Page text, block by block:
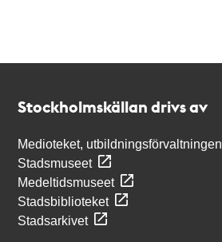
Stockholmskällan drivs av
Medioteket, utbildningsförvaltningen
Stadsmuseet
Medeltidsmuseet
Stadsbiblioteket
Stadsarkivet